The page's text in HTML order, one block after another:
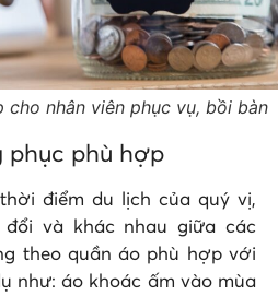
nhân viên phục vụ, bồi bàn
phục phù hợp
điểm du lịch của quý vị,
và khác nhau giữa các
theo quần áo phù hợp với
như: áo khoác ấm vào mùa